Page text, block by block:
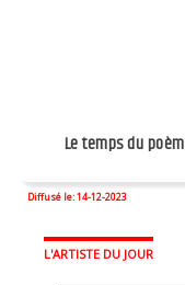
Le temps du
Diffusé le: 14-12-2023
L'ARTISTE DU JOUR